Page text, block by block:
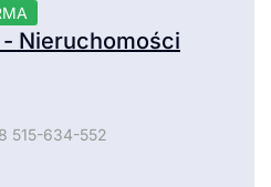
Nieruchomości
515-634-552